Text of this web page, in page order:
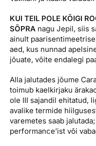
KUI TEIL POLE KÕIGI
SÕPRA nagu Jepil, siis
ainult
aed, kus nunnad
jõuate, võite endalegi
Alla jalutades jõume
toimub kaelkirjaku
ole III sajandil ehitatud,
avalike termide
varemetes saab
performance’ist või